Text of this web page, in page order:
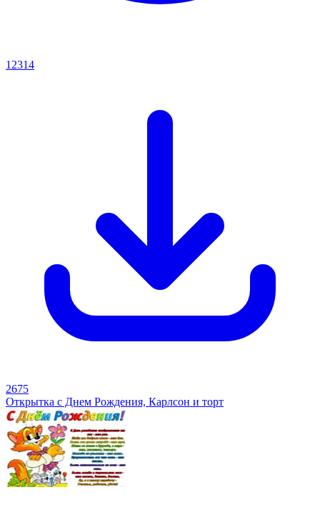
12314
2675
Открытка с Днем Рождения, Карлсон и торт